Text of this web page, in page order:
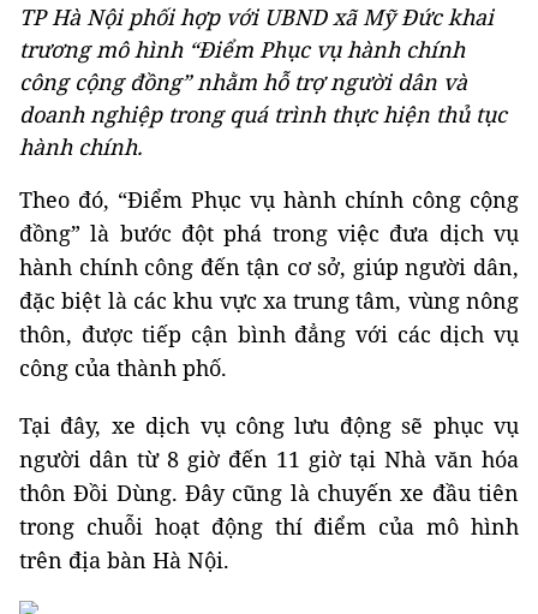
TP Hà Nội phối hợp với UBND xã Mỹ Đức khai
trương mô hình “Điểm Phục vụ hành chính
công cộng đồng” nhằm hỗ trợ người dân và
doanh nghiệp trong quá trình thực hiện thủ tục
hành chính.
Theo đó, “Điểm Phục vụ hành chính công cộng
đồng” là bước đột phá trong việc đưa dịch vụ
hành chính công đến tận cơ sở, giúp người dân,
đặc biệt là các khu vực xa trung tâm, vùng nông
thôn, được tiếp cận bình đẳng với các dịch vụ
công của thành phố.
Tại đây, xe dịch vụ công lưu động sẽ phục vụ
người dân từ 8 giờ đến 11 giờ tại Nhà văn hóa
thôn Đồi Dùng. Đây cũng là chuyến xe đầu tiên
trong chuỗi hoạt động thí điểm của mô hình
trên địa bàn Hà Nội.